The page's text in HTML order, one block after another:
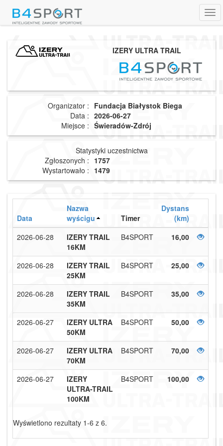
IZERY ULTRA TRAIL
Organizator : Fundacja Białystok Biega
Data : 2026-06-27
Miejsce : Świeradów-Zdrój
Statystyki uczestnictwa
Zgłoszonych : 1757
Wystartowało : 1479
Data
Nazwa
wyścigu
Timer
Dystans
(km)
2026-06-28
IZERY TRAIL
16KM
B4SPORT 16,00
2026-06-28
IZERY TRAIL
25KM
B4SPORT 25,00
2026-06-28
IZERY TRAIL
35KM
B4SPORT 35,00
2026-06-27
IZERY ULTRA
50KM
B4SPORT 50,00
2026-06-27
IZERY ULTRA
70KM
B4SPORT 70,00
2026-06-27
IZERY
ULTRA-TRAIL
100KM
B4SPORT 100,00
Wyświetlono rezultaty 1-6 z 6.